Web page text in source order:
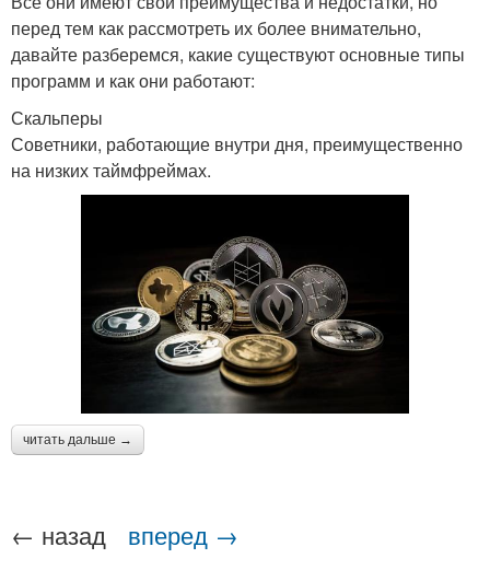
перед тем как рассмотреть их более внимательно,
давайте разберемся, какие существуют основные типы
программ и как они работают:
Скальперы
Советники, работающие внутри дня, преимущественно
на низких таймфреймах.
читать дальше →
← назад вперед →